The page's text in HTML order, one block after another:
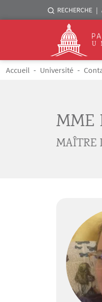
Aller au contenu principal
Menu liste sites
RECHERCHE
Logo
Fil d'Ariane
Accueil Université
MME
MAÎTRE